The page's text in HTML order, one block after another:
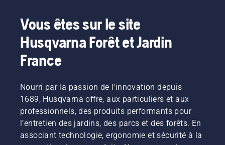
Vous êtes sur le site
Husqvarna Forêt et Jardin
France
Nourri par la passion de l'innovation depuis
1689, Husqvarna offre, aux particuliers et aux
professionnels, des produits performants pour
l’entretien des jardins, des parcs et des forêts. En
associant technologie, ergonomie et sécurité à la